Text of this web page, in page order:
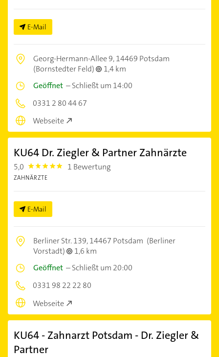
E-Mail
Georg-Hermann-Allee 9,14469 Potsdam
(Bornstedter Feld)
1,4 km
Geöffnet –Schließt um 14:00
0331 2 80 44 67
Webseite
KU64 Dr. Ziegler & Partner Zahnärzte
5,0 5.0 1 Bewertung
ZAHNÄRZTE
E-Mail
Berliner Str. 139,14467 Potsdam (Berliner
Vorstadt)
1,6 km
Geöffnet –Schließt um 20:00
0331 98 22 22 80
Webseite
KU64 - Zahnarzt Potsdam - Dr. Ziegler &
Partner